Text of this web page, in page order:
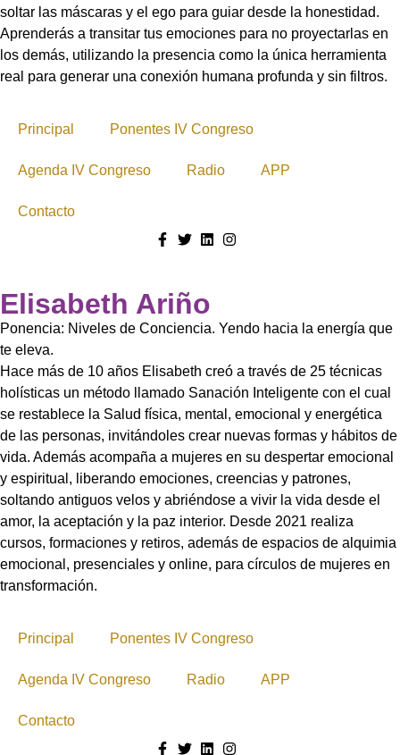
soltar las máscaras y el ego para guiar desde la honestidad.
Aprenderás a transitar tus emociones para no proyectarlas en
los demás, utilizando la presencia como la única herramienta
real para generar una conexión humana profunda y sin filtros.
Principal Ponentes IV Congreso
Agenda IV Congreso Radio APP
Contacto
Elisabeth Ariño
Ponencia: Niveles de Conciencia. Yendo hacia la energía que
te eleva.
Hace más de 10 años Elisabeth creó a través de 25 técnicas
holísticas un método llamado Sanación Inteligente con el cual
se restablece la Salud física, mental, emocional y energética
de las personas, invitándoles crear nuevas formas y hábitos de
vida. Además acompaña a mujeres en su despertar emocional
y espiritual, liberando emociones, creencias y patrones,
soltando antiguos velos y abriéndose a vivir la vida desde el
amor, la aceptación y la paz interior. Desde 2021 realiza
cursos, formaciones y retiros, además de espacios de alquimia
emocional, presenciales y online, para círculos de mujeres en
transformación.
Principal Ponentes IV Congreso
Agenda IV Congreso Radio APP
Contacto